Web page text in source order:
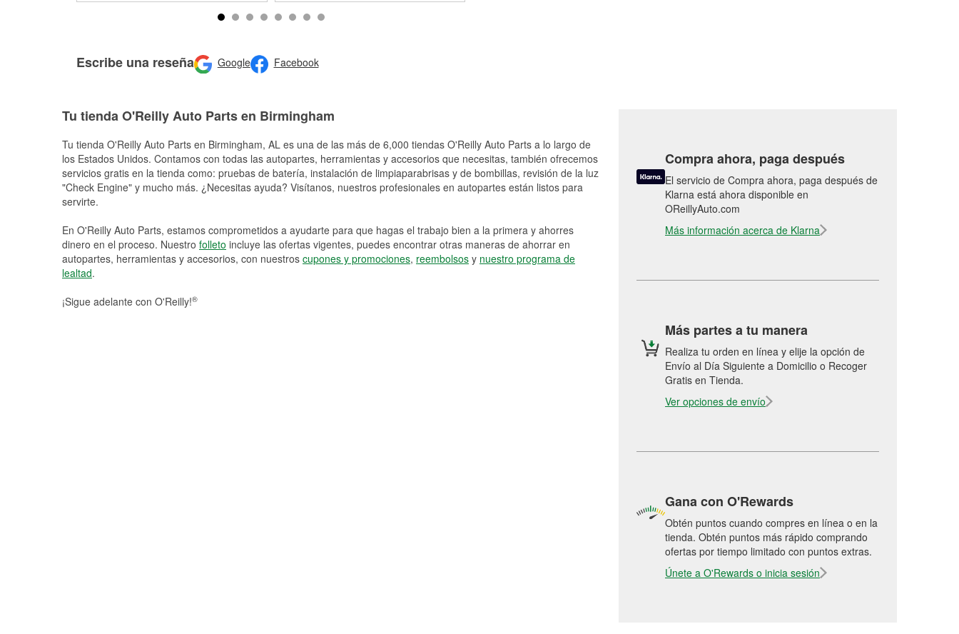
Escribe una reseña Google Facebook
Tu tienda O'Reilly Auto Parts en Birmingham
Tu tienda O'Reilly Auto Parts en Birmingham, AL es una de las más de 6,000 tiendas O'Reilly Auto Parts a lo largo de
los Estados Unidos. Contamos con todas las autopartes, herramientas y accesorios que necesitas, también ofrecemos
servicios gratis en la tienda como: pruebas de batería, instalación de limpiaparabrisas y de bombillas, revisión de la luz
"Check Engine" y mucho más. ¿Necesitas ayuda? Visítanos, nuestros profesionales en autopartes están listos para
servirte.
En O'Reilly Auto Parts, estamos comprometidos a ayudarte para que hagas el trabajo bien a la primera y ahorres
dinero en el proceso. Nuestro folleto incluye las ofertas vigentes, puedes encontrar otras maneras de ahorrar en
autopartes, herramientas y accesorios, con nuestros cupones y promociones, reembolsos y nuestro programa de
lealtad.
¡Sigue adelante con O'Reilly!®
Compra ahora, paga después
El servicio de Compra ahora, paga después de
Klarna está ahora disponible en
OReillyAuto.com
Más información acerca de Klarna
Más partes a tu manera
Realiza tu orden en línea y elije la opción de
Envío al Día Siguiente a Domicilio o Recoger
Gratis en Tienda.
Ver opciones de envío
Gana con O'Rewards
Obtén puntos cuando compres en línea o en la
tienda. Obtén puntos más rápido comprando
ofertas por tiempo limitado con puntos extras.
Únete a O'Rewards o inicia sesión